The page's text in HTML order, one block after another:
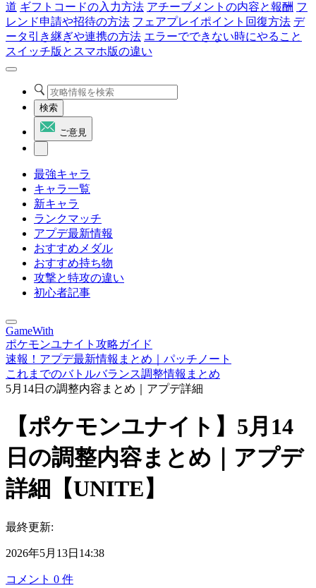
道 ギフトコードの入力方法 アチーブメントの内容と報酬 フ
レンド申請や招待の方法 フェアプレイポイント回復方法 デ
ータ引き継ぎや連携の方法 エラーでできない時にやること
スイッチ版とスマホ版の違い
検索
ご意見
最強キャラ
キャラ一覧
新キャラ
ランクマッチ
アプデ最新情報
おすすめメダル
おすすめ持ち物
攻撃と特攻の違い
初心者記事
GameWith
ポケモンユナイト攻略ガイド
速報！アプデ最新情報まとめ｜パッチノート
これまでのバトルバランス調整情報まとめ
5月14日の調整内容まとめ｜アプデ詳細
【ポケモンユナイト】5月14
日の調整内容まとめ｜アプデ
詳細【UNITE】
最終更新:
2026年5月13日14:38
コメント 0 件